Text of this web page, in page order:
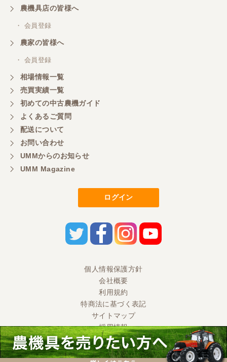
農機具店の皆様へ
・ 会員登録
農家の皆様へ
・ 会員登録
相場情報一覧
売買実績一覧
初めての中古農機ガイド
よくあるご質問
配送について
お問い合わせ
UMMからのお知らせ
UMM Magazine
ログイン
個人情報保護方針
会社概要
利用規約
特商法に基づく表記
サイトマップ
採用情報
Ⓒ 2020 UMM CO., LTD. All Rights Reserved.